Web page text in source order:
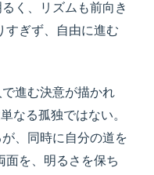
く、リズムも前向き
すぎず、自由に進む
進む決意が描かれ
なる孤独ではない。
、同時に自分の道を
面を、明るさを保ち